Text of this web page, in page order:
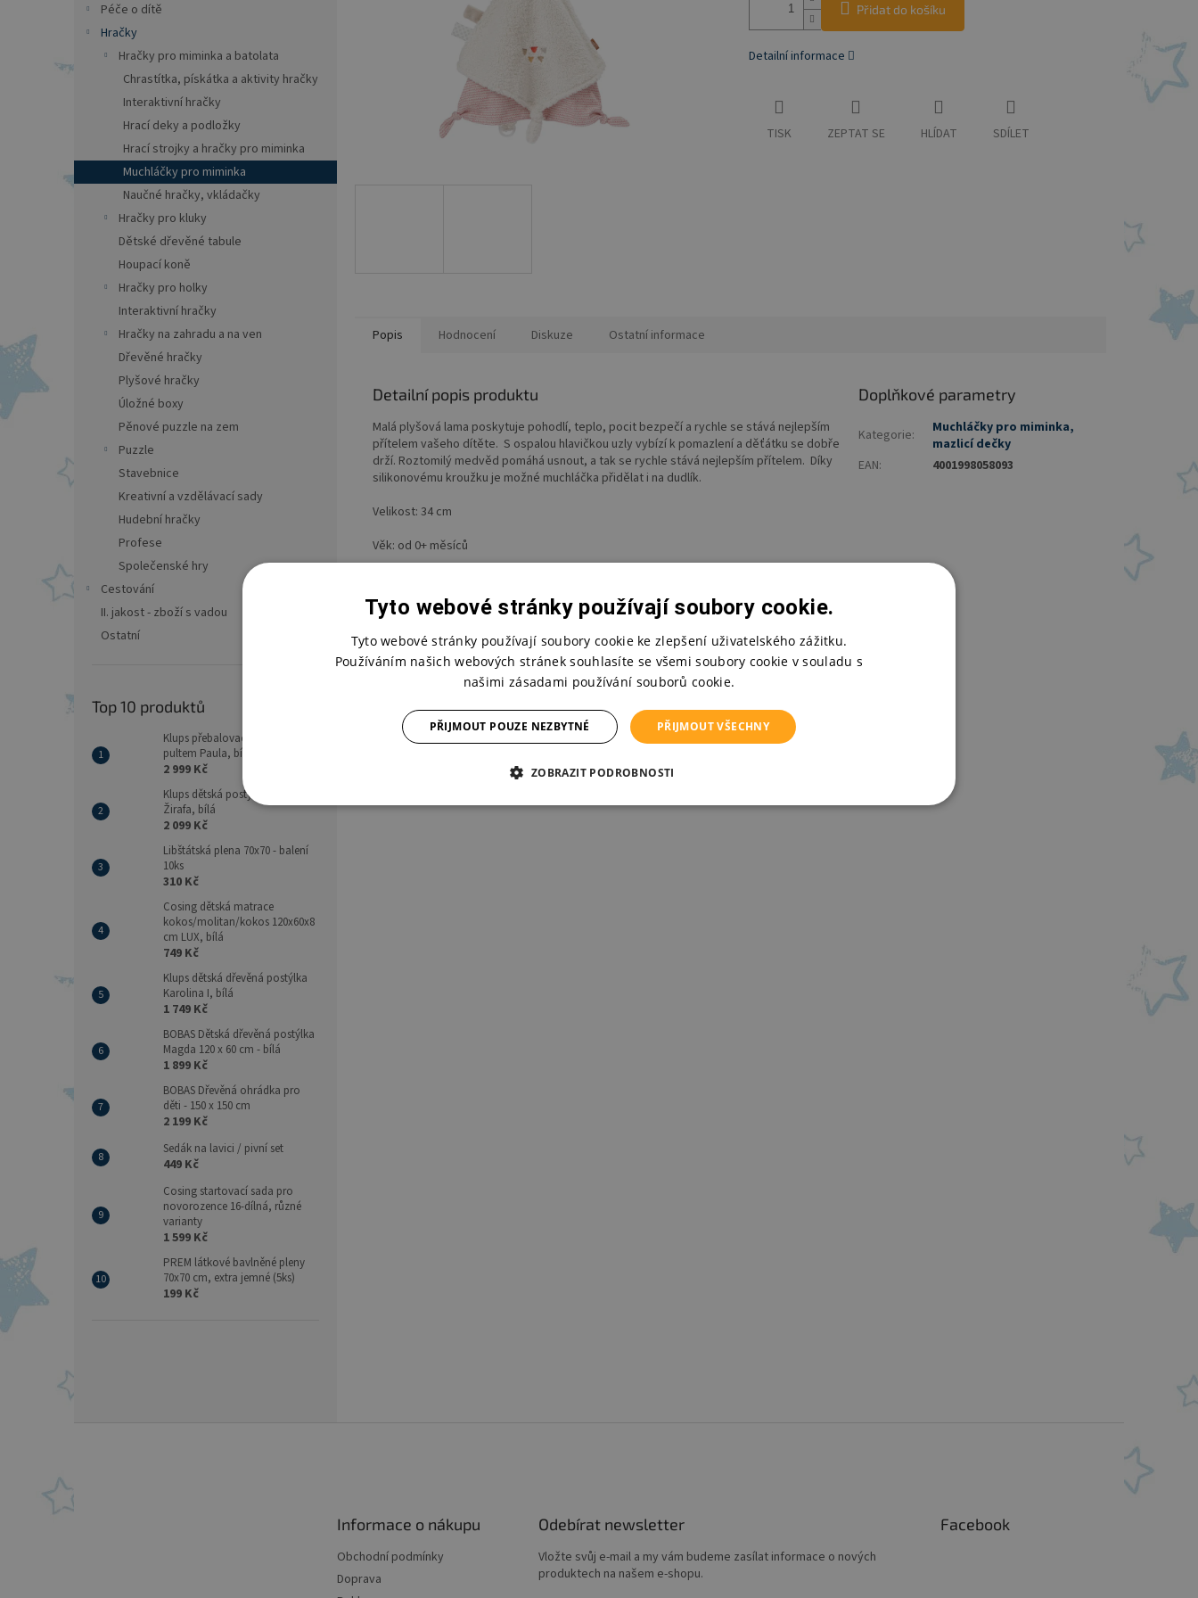
Péče o dítě
Hračky
Hračky pro miminka a batolata
Chrastítka, pískátka a aktivity hračky
Interaktivní hračky
Hrací deky a podložky
Hrací strojky a hračky pro miminka
Muchláčky pro miminka
Naučné hračky, vkládačky
Hračky pro kluky
Dětské dřevěné tabule
Houpací koně
Hračky pro holky
Interaktivní hračky
Hračky na zahradu a na ven
Dřevěné hračky
Plyšové hračky
Úložné boxy
Pěnové puzzle na zem
Puzzle
Stavebnice
Kreativní a vzdělávací sady
Hudební hračky
Profese
Společenské hry
Cestování
II. jakost - zboží s vadou
Ostatní
Top 10 produktů
Klups přebalovací komoda s
pultem Paula, bílá
2 999 Kč
Klups dětská postýlka Safari
Žirafa, bílá
2 099 Kč
Libštátská plena 70x70 - balení
10ks
310 Kč
Cosing dětská matrace
kokos/molitan/kokos 120x60x8
cm LUX, bílá
749 Kč
Klups dětská dřevěná postýlka
Karolina I, bílá
1 749 Kč
BOBAS Dětská dřevěná postýlka
Magda 120 x 60 cm - bílá
1 899 Kč
BOBAS Dřevěná ohrádka pro
děti - 150 x 150 cm
2 199 Kč
Sedák na lavici / pivní set
449 Kč
Cosing startovací sada pro
novorozence 16-dílná, různé
varianty
1 599 Kč
PREM látkové bavlněné pleny
70x70 cm, extra jemné (5ks)
199 Kč
Přidat do košíku
Detailní informace
TISK ZEPTAT SE HLÍDAT SDÍLET
Popis Hodnocení Diskuze Ostatní informace
Detailní popis produktu
Malá plyšová lama poskytuje pohodlí, teplo, pocit bezpečí a rychle se stává nejlepším
přítelem vašeho dítěte. S ospalou hlavičkou uzly vybízí k pomazlení a děťátku se dobře
drží. Roztomilý medvěd pomáhá usnout, a tak se rychle stává nejlepším přítelem. Díky
silikonovému kroužku je možné muchláčka přidělat i na dudlík.
Velikost: 34 cm
Věk: od 0+ měsíců
Doplňkové parametry
Kategorie:
Muchláčky pro miminka,
mazlicí dečky
EAN: 4001998058093
Informace o nákupu
Obchodní podmínky
Doprava
Odebírat newsletter
Vložte svůj e-mail a my vám budeme zasílat informace o nových
produktech na našem e-shopu.
Facebook
Tyto webové stránky používají soubory cookie.
Tyto webové stránky používají soubory cookie ke zlepšení uživatelského zážitku.
Používáním našich webových stránek souhlasíte se všemi soubory cookie v souladu s
našimi zásadami používání souborů cookie.
PŘIJMOUT VŠECHNY
PŘIJMOUT POUZE NEZBYTNÉ
ZOBRAZIT PODROBNOSTI